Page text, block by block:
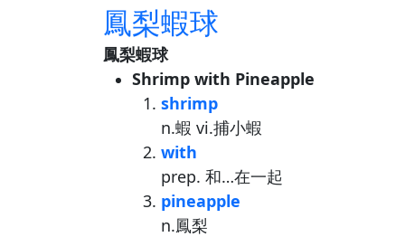
鳳梨蝦球
鳳梨蝦球
Shrimp with Pineapple
shrimp
n.蝦 vi.捕小蝦
with
prep. 和…在一起
pineapple
n.鳳梨